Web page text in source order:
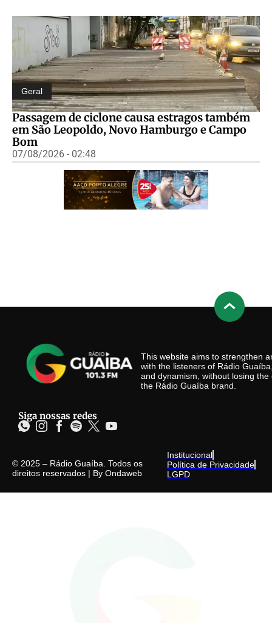
Geral
Passagem de ciclone causa estragos também
em São Leopoldo, Novo Hamburgo e Campo
Bom
07/08/2026 - 02:48
This website aims to strengthen
with the listeners of Rádio
and dynamism, without losing
the Rádio Guaíba brand.
Siga nossas redes
© 2025 – Rádio Guaíba. Todos os
direitos reservados | By Ondaweb
Institucional
Política de Privacidade
LGPD